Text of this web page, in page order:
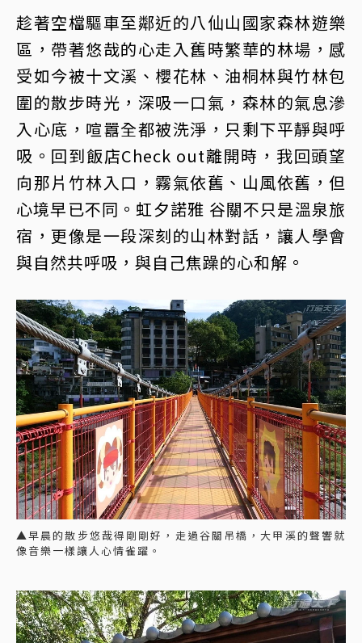
趁著空檔驅車至鄰近的八仙山國家森林遊樂
區，帶著悠哉的心走入舊時繁華的林場，感
受如今被十文溪、櫻花林、油桐林與竹林包
圍的散步時光，深吸一口氣，森林的氣息滲
入心底，喧囂全都被洗淨，只剩下平靜與呼
吸。回到飯店Check out離開時，我回頭望
向那片竹林入口，霧氣依舊、山風依舊，但
心境早已不同。虹夕諾雅 谷關不只是溫泉旅
宿，更像是一段深刻的山林對話，讓人學會
與自然共呼吸，與自己焦躁的心和解。
▲早晨的散步悠哉得剛剛好，走過谷關吊橋，大甲溪的聲響就
像音樂一樣讓人心情雀躍。